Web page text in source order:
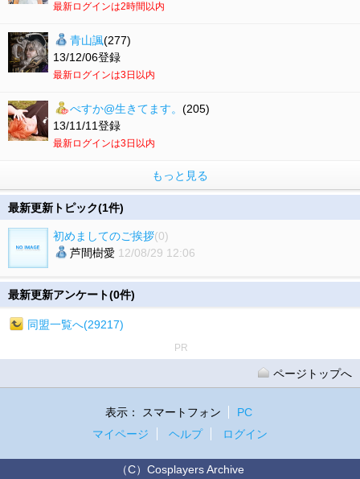
最新ログインは2時間以内
青山諷(277)
13/12/06登録
最新ログインは3日以内
ぺすか@生きてます。 (205)
13/11/11登録
最新ログインは3日以内
もっと見る
最新更新トピック(1件)
初めましてのご挨拶(0)
芦間樹愛 12/08/29 12:06
最新更新アンケート(0件)
同盟一覧へ(29217)
PR
ページトップへ
表示： スマートフォン
PC
マイページ
ヘルプ ログイン
（C）Cosplayers Archive